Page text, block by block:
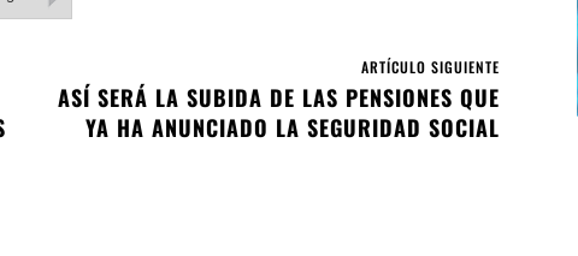
ARTÍCULO SIGUIENTE
ASÍ SERÁ LA SUBIDA DE LAS PENSIONES QUE
YA HA ANUNCIADO LA SEGURIDAD SOCIAL